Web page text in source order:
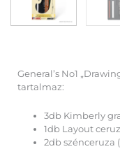
General’s No1
tartalmaz:
3db Kimberly
1db Layout
2db szénceruza